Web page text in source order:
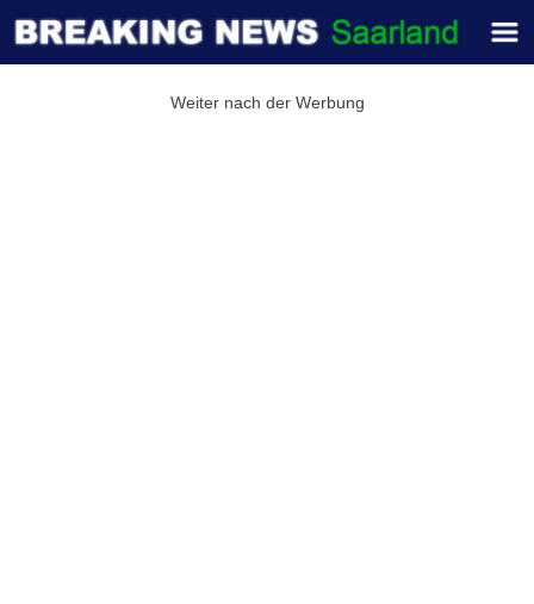
Weiter nach der Werbung